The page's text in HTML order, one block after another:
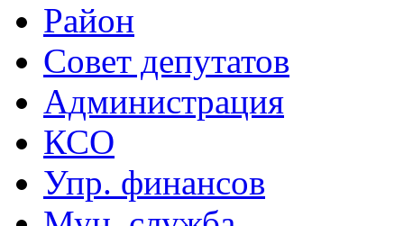
Район
Совет депутатов
Администрация
КСО
Упр. финансов